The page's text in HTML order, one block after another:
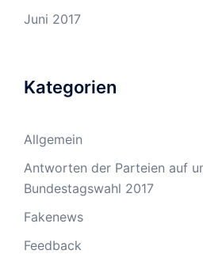
Juni 2017
Kategorien
Allgemein
Antworten der Parteien auf
Bundestagswahl 2017
Fakenews
Feedback